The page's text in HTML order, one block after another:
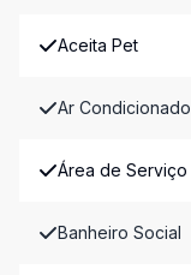
Aceita Pet
Ar Condicionado
Área de Serviço
Banheiro Social